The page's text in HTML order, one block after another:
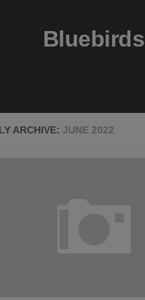
Bluebirds
ARCHIVE: JUNE 2022